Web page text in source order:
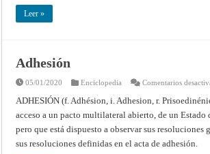
Leer »
Adhesión
05/01/2020 Enciclopedia Comentarios
ADHESIÓN (f. Adhésion, i. Adhesion, r.
acceso a un pacto multilateral abierto, de un Estado
pero que está dispuesto a observar sus resoluciones
sus resoluciones definidas en el acta de adhesión.